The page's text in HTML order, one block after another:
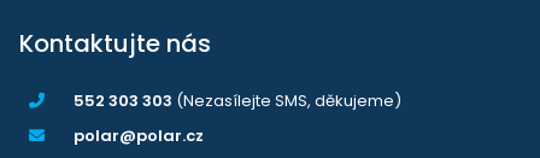
Kontaktujte nás
552 303 303 (Nezasílejte SMS, děkujeme)
polar@polar.cz